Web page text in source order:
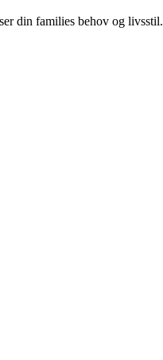
din families behov og livsstil.